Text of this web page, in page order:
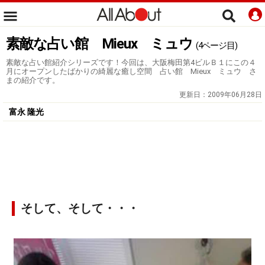
素敵な占い館 Mieux ミュウ (4ページ目)
素敵な占い館紹介シリーズです！今回は、大阪梅田第4ビルＢ１にこの４
月にオープンしたばかりの綺麗な癒し空間 占い館 Mieux ミュウ さ
まの紹介です。
更新日： 2009年06月28日
富永 隆光
そして、そして・・・